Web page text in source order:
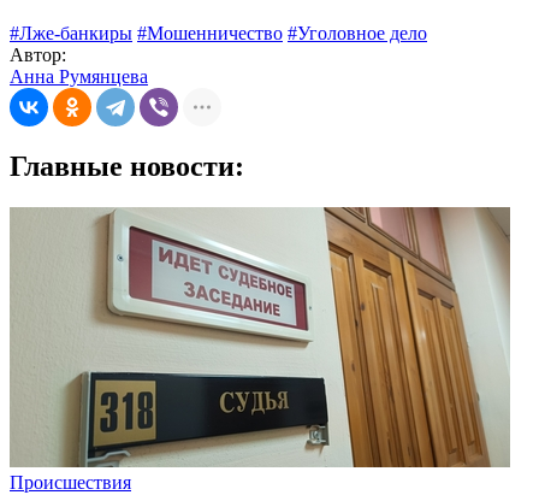
#Лже-банкиры #Мошенничество #Уголовное дело
Автор:
Анна Румянцева
Главные новости:
Происшествия